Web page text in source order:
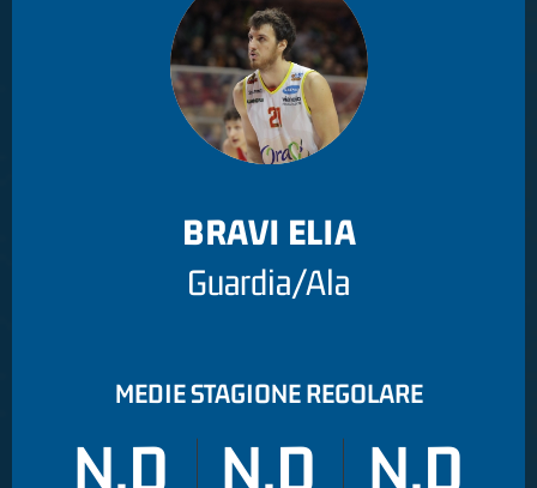
BRAVI ELIA
Guardia/Ala
MEDIE STAGIONE REGOLARE
N.D N.D N.D